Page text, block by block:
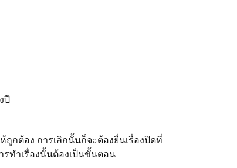
ปี
กต้อง การเลิกนั้นก็จะต้องยื่นเรื่องปิดที่
ทำเรื่องนั้นต้องเป็นขั้นตอน